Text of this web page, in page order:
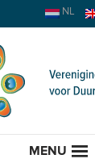
NL
MENU